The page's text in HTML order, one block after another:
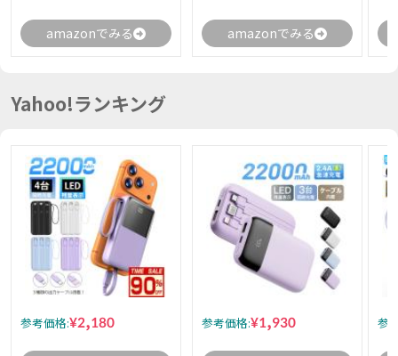
amazonでみる amazonでみる
Yahoo!ランキング
参考価格:¥2,180 参考価格:¥1,930 参